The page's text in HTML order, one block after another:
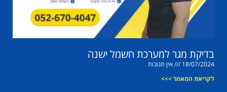
בדיקת מגר למערכת חשמל ישנה
18/07/2024
אין תגובות
לקריאת המאמר >>>